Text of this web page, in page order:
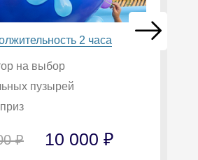
2 часа
на выбор
пузырей
₽ 10 000 ₽